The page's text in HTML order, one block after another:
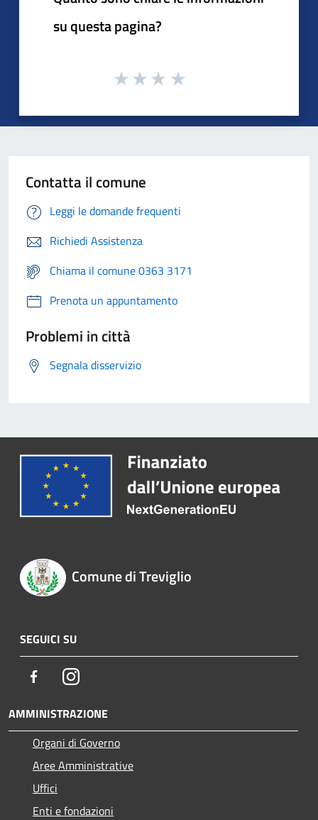
su questa pagina?
Contatta il comune
Leggi le domande frequenti
Richiedi Assistenza
Chiama il comune 0363 3171
Prenota un appuntamento
Problemi in città
Segnala disservizio
Comune di Treviglio
SEGUICI SU
FacebookInstagram
AMMINISTRAZIONE
Organi di Governo
Aree Amministrative
Uffici
Enti e fondazioni